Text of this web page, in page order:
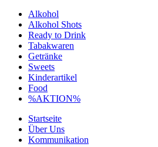
Alkohol
Alkohol Shots
Ready to Drink
Tabakwaren
Getränke
Sweets
Kinderartikel
Food
%AKTION%
Startseite
Über Uns
Kommunikation